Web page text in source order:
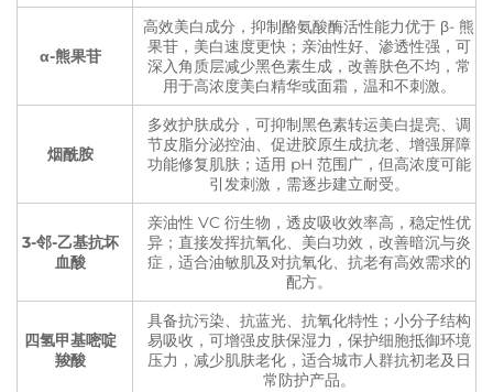
α-熊果苷
高效美白成分，抑制酪氨酸酶活性能力优于 β- 熊
果苷，美白速度更快；亲油性好、渗透性强，可
深入角质层减少黑色素生成，改善肤色不均，常
用于高浓度美白精华或面霜，温和不刺激。
烟酰胺
多效护肤成分，可抑制黑色素转运美白提亮、调
节皮脂分泌控油、促进胶原生成抗老、增强屏障
功能修复肌肤；适用 pH 范围广，但高浓度可能
引发刺激，需逐步建立耐受。
3-邻-乙基抗坏
血酸
亲油性 VC 衍生物，透皮吸收效率高，稳定性优
异；直接发挥抗氧化、美白功效，改善暗沉与炎
症，适合油敏肌及对抗氧化、抗老有高效需求的
配方。
四氢甲基嘧啶
羧酸
具备抗污染、抗蓝光、抗氧化特性；小分子结构
易吸收，可增强皮肤保湿力，保护细胞抵御环境
压力，减少肌肤老化，适合城市人群抗初老及日
常防护产品。